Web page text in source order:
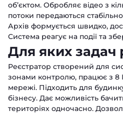
об’єктом. Обробляє відео з
потоки передаються стабільно
Архів формується швидко,
Система реагує на події та
Для яких задач
Реєстратор створений для
зонами контролю, працює з 8
мережі. Підходить для
бізнесу. Дає можливість
територіях одночасно.